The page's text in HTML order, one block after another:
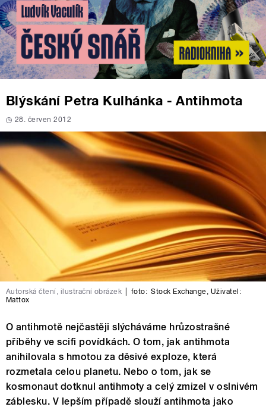
Blýskání Petra Kulhánka - Antihmota
28. červen 2012
Autorská čtení, ilustrační obrázek foto: Stock Exchange, Uživatel:
Mattox
O antihmotě nejčastěji slýcháváme hrůzostrašné
příběhy ve scifi povídkách. O tom, jak antihmota
anihilovala s hmotou za děsivé exploze, která
rozmetala celou planetu. Nebo o tom, jak se
kosmonaut dotknul antihmoty a celý zmizel v oslnivém
záblesku. V lepším případě slouží antihmota jako